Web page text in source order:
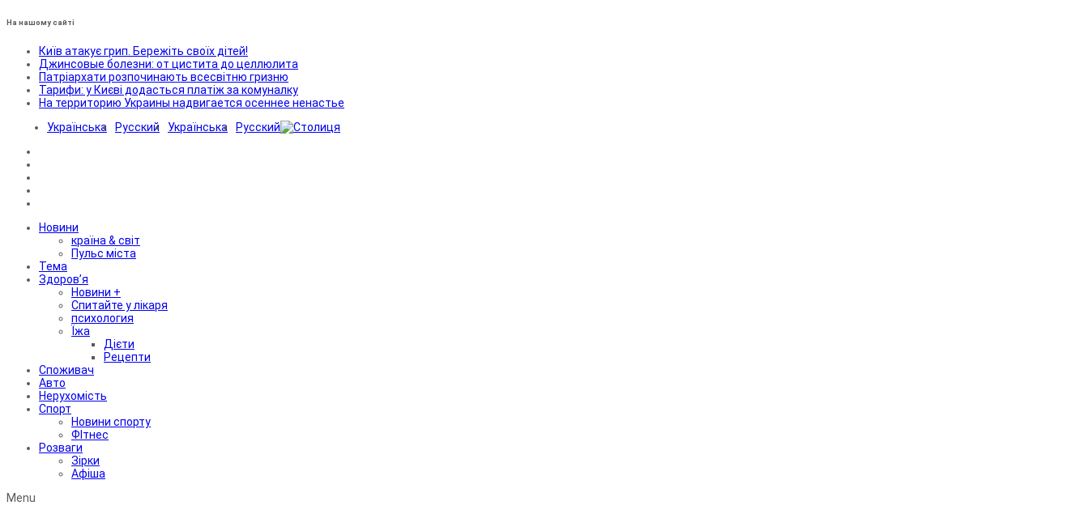
На нашому сайті
Київ атакує грип. Бережіть своїх дітей!
Джинсовые болезни: от цистита до целлюлита
Патріархати розпочинають всесвітню гризню
Тарифи: у Києві додасться платіж за комуналку
На территорию Украины надвигается осеннее ненастье
Українська
Русский Українська Русский
Новини
країна & світ
Пульс міста
Тема
Здоров’я
Новини +
Спитайте у лікаря
психология
Їжа
Дієти
Рецепти
Споживач
Авто
Нерухомість
Спорт
Новини спорту
ФІтнес
Розваги
Зірки
Афіша
Menu